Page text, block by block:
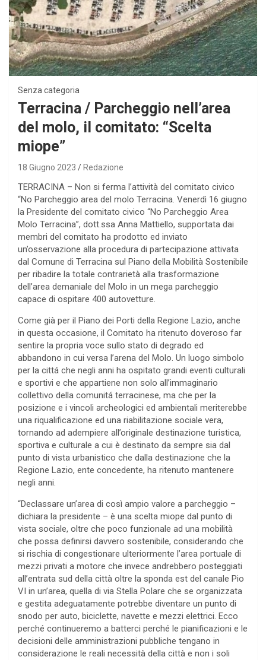
Senza categoria
Terracina / Parcheggio nell’area
del molo, il comitato: “Scelta
miope”
18 Giugno 2023 Redazione
TERRACINA – Non si ferma l’attività del comitato civico
“No Parcheggio area del molo Terracina. Venerdì 16 giugno
la Presidente del comitato civico “No Parcheggio Area
Molo Terracina”, dott.ssa Anna Mattiello, supportata dai
membri del comitato ha prodotto ed inviato
un’osservazione alla procedura di partecipazione attivata
dal Comune di Terracina sul Piano della Mobilità Sostenibile
per ribadire la totale contrarietà alla trasformazione
dell’area demaniale del Molo in un mega parcheggio
capace di ospitare 400 autovetture.
Come già per il Piano dei Porti della Regione Lazio, anche
in questa occasione, il Comitato ha ritenuto doveroso far
sentire la propria voce sullo stato di degrado ed
abbandono in cui versa l’arena del Molo. Un luogo simbolo
per la cittá che negli anni ha ospitato grandi eventi culturali
e sportivi e che appartiene non solo all’immaginario
collettivo della comunitá terracinese, ma che per la
posizione e i vincoli archeologici ed ambientali meriterebbe
una riqualificazione ed una riabilitazione sociale vera,
tornando ad adempiere all’originale destinazione turistica,
sportiva e culturale a cui è destinato da sempre sia dal
punto di vista urbanistico che dalla destinazione che la
Regione Lazio, ente concedente, ha ritenuto mantenere
negli anni.
“Declassare un’area di così ampio valore a parcheggio –
dichiara la presidente – è una scelta miope dal punto di
vista sociale, oltre che poco funzionale ad una mobilità
che possa definirsi davvero sostenibile, considerando che
si rischia di congestionare ulteriormente l’area portuale di
mezzi privati a motore che invece andrebbero posteggiati
all’entrata sud della città oltre la sponda est del canale Pio
VI in un’area, quella di via Stella Polare che se organizzata
e gestita adeguatamente potrebbe diventare un punto di
snodo per auto, biciclette, navette e mezzi elettrici. Ecco
perché continueremo a batterci perché le pianificazioni e le
decisioni delle amministrazioni pubbliche tengano in
considerazione le reali necessità della città e non i soli